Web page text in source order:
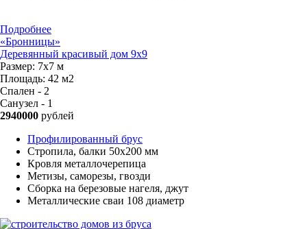
Подробнее
«Бронницы»
Деревянный красивый дом 9х9
Размер: 7х7 м
Площадь: 42 м2
Спален - 2
Санузел - 1
2940000 рублей
Профилированный брус
Стропила, балки 50х200 мм
Кровля металлочерепица
Метизы, саморезы, гвозди
Сборка на березовые нагеля, джут
Металлические сваи 108 диаметр